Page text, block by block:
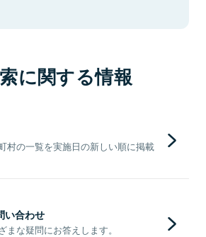
に関する情報
村の一覧を実施日の新しい順に掲載
い合わせ
な疑問にお答えします。